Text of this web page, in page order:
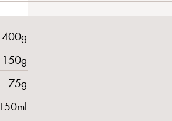
400g
150g
75g
150ml